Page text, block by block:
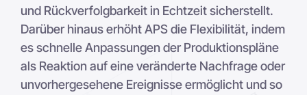
und Rückverfolgbarkeit in Echtzeit sicherstellt.
Darüber hinaus erhöht APS die Flexibilität, indem
es schnelle Anpassungen der Produktionspläne
als Reaktion auf eine veränderte Nachfrage oder
unvorhergesehene Ereignisse ermöglicht und so